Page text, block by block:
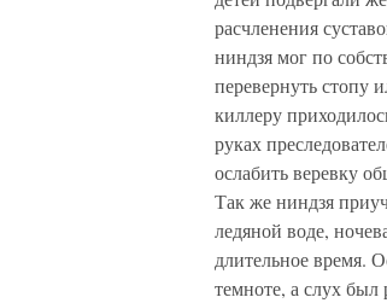
расчленения
ниндзя мог по
перевернуть стопу
киллеру
руках
ослабить веревку
Так же ниндзя
ледяной воде,
длительное время.
темноте, а слух